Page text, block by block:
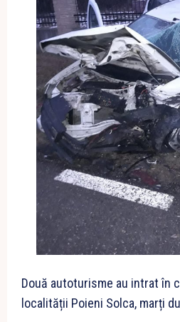
Două autoturisme au intrat în
localității Poieni Solca, marți